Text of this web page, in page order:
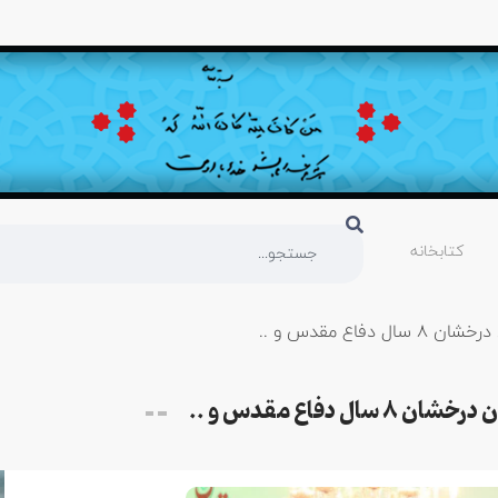
کتابخانه
مقدس و ..
مقدس و ..